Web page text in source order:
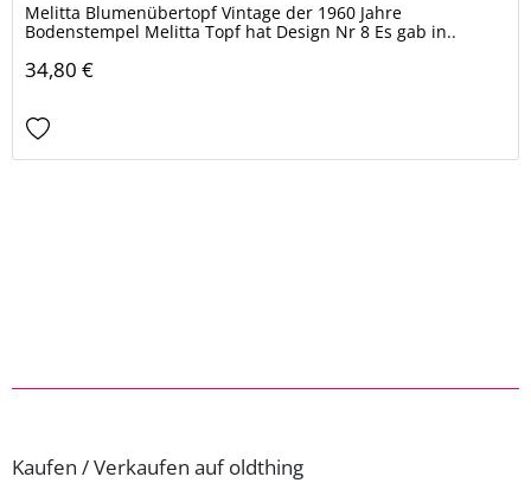
Melitta Blumenübertopf Vintage der 1960 Jahre
Bodenstempel Melitta Topf hat Design Nr 8 Es gab in..
34,80 €
Kaufen / Verkaufen auf oldthing